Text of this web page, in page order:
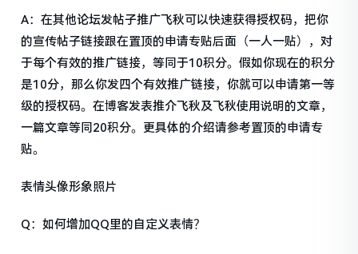
A：在其他论坛发帖子推广飞秋可以快速获得授权码，把你
的宣传帖子链接跟在置顶的申请专贴后面（一人一贴），对
于每个有效的推广链接，等同于10积分。假如你现在的积分
是10分，那么你发四个有效推广链接，你就可以申请第一等
级的授权码。在博客发表推介飞秋及飞秋使用说明的文章，
一篇文章等同20积分。更具体的介绍请参考置顶的申请专
贴。
表情头像形象照片
Q：如何增加QQ里的自定义表情？